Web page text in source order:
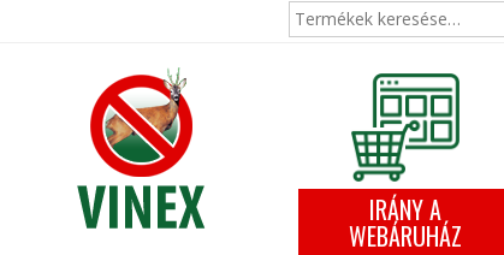
Keresés
következőre:
IRÁNY A
WEBÁRUHÁZ